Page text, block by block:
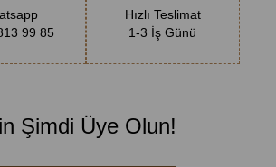
99 85
Hızlı Teslimat
1-3 İş Günü
Şimdi Üye Olun!